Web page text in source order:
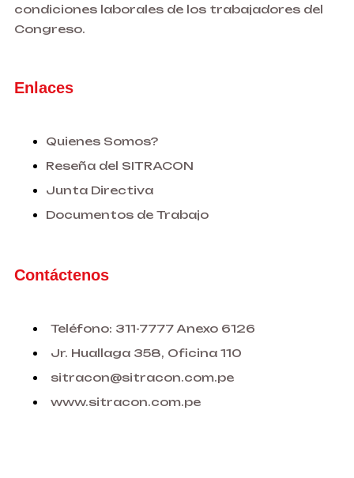
condiciones laborales de los trabajadores del
Congreso.
Enlaces
Quienes Somos?
Reseña del SITRACON
Junta Directiva
Documentos de Trabajo
Contáctenos
Teléfono: 311-7777 Anexo 6126
Jr. Huallaga 358, Oficina 110
sitracon@sitracon.com.pe
www.sitracon.com.pe